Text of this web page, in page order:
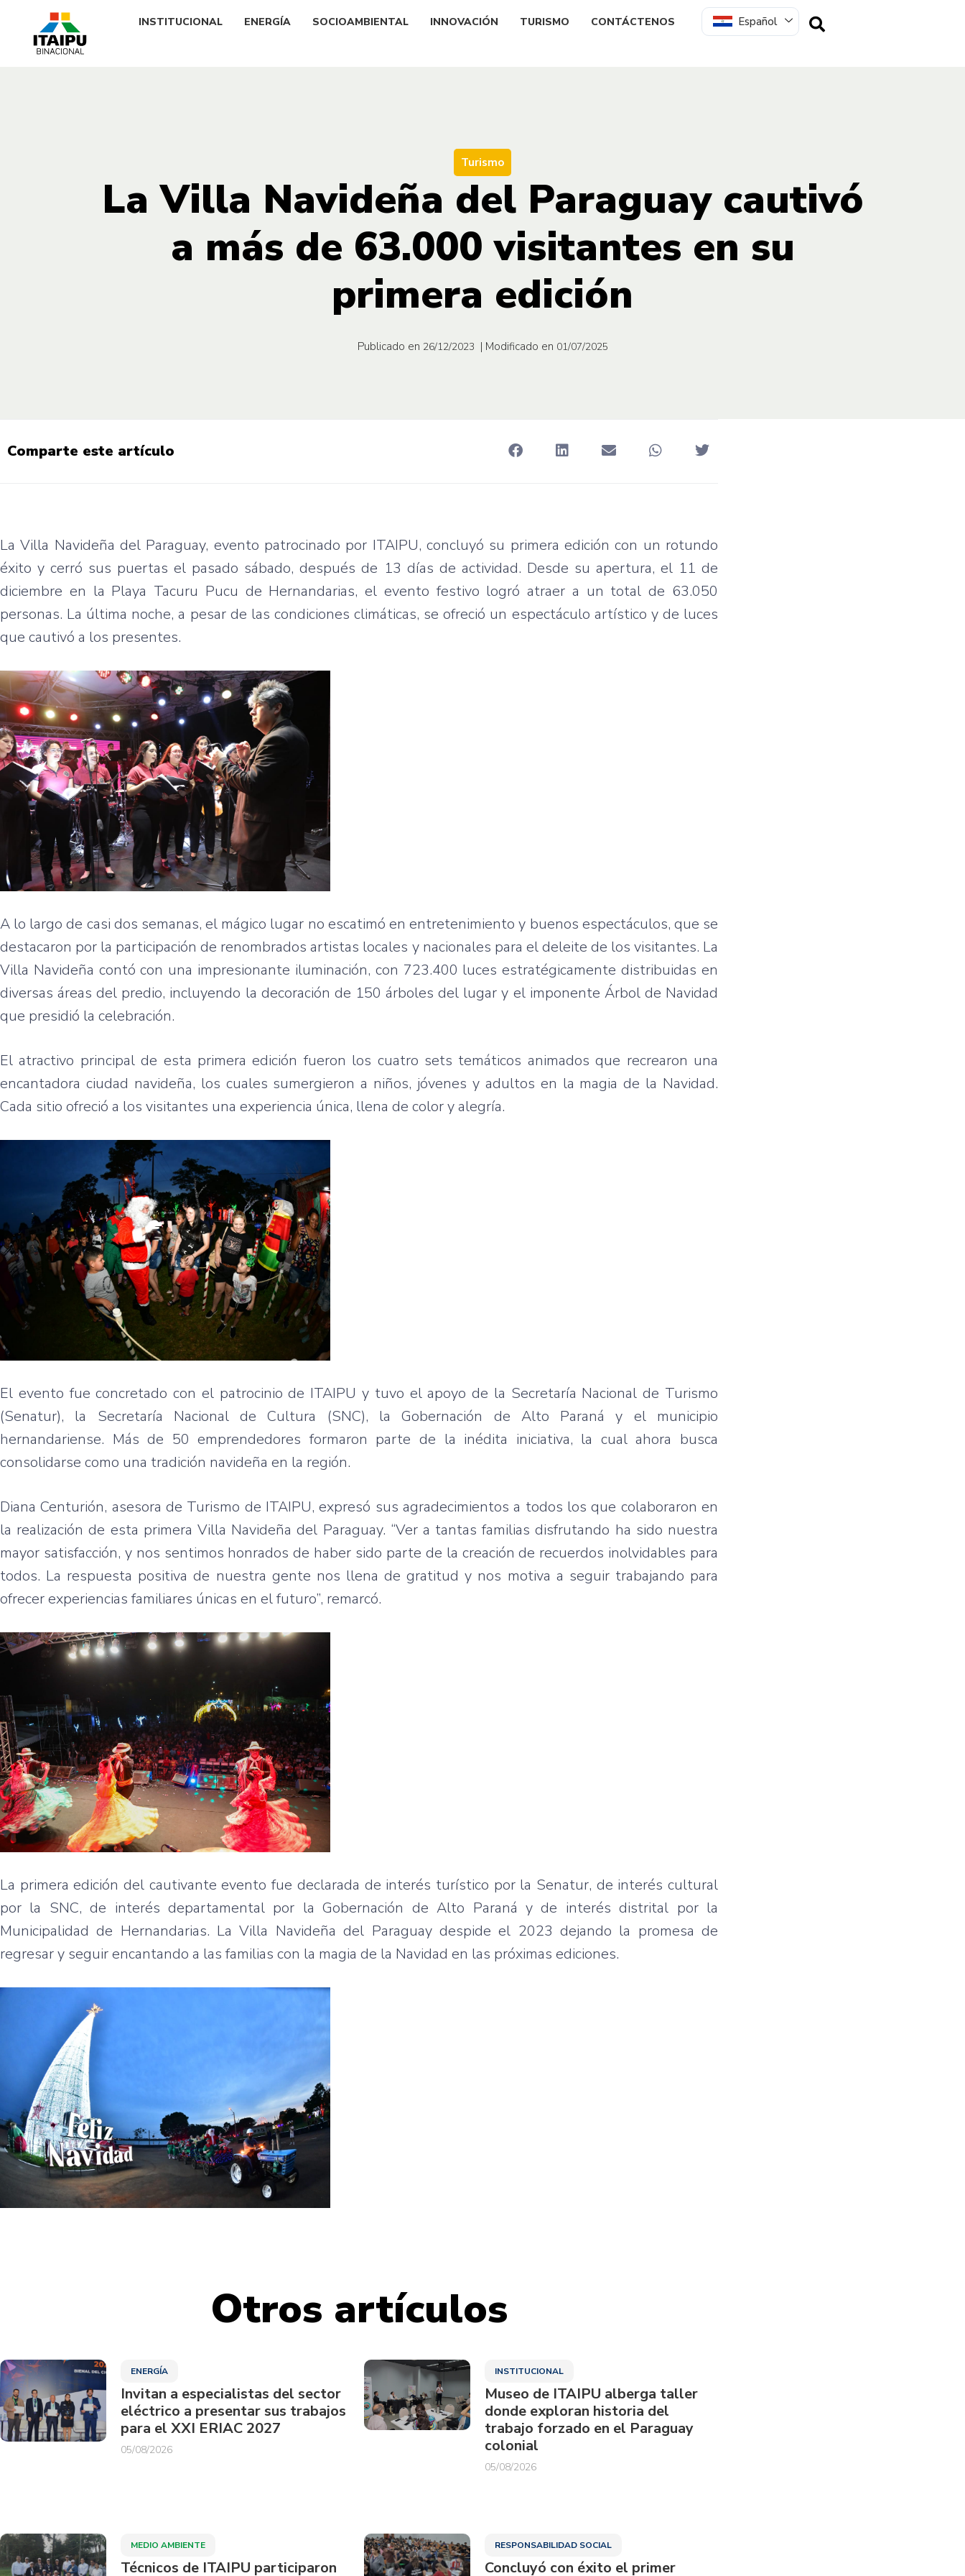
INSTITUCIONAL ENERGÍA SOCIOAMBIENTAL INNOVACIÓN TURISMO CONTÁCTENOS Español
Turismo
La Villa Navideña del Paraguay cautivó
a más de 63.000 visitantes en su
primera edición
Publicado en 26/12/2023 | Modificado en 01/07/2025
Comparte este artículo
La Villa Navideña del Paraguay, evento patrocinado por ITAIPU, concluyó su primera edición con un rotundo
éxito y cerró sus puertas el pasado sábado, después de 13 días de actividad. Desde su apertura, el 11 de
diciembre en la Playa Tacuru Pucu de Hernandarias, el evento festivo logró atraer a un total de 63.050
personas. La última noche, a pesar de las condiciones climáticas, se ofreció un espectáculo artístico y de luces
que cautivó a los presentes.
A lo largo de casi dos semanas, el mágico lugar no escatimó en entretenimiento y buenos espectáculos, que se
destacaron por la participación de renombrados artistas locales y nacionales para el deleite de los visitantes. La
Villa Navideña contó con una impresionante iluminación, con 723.400 luces estratégicamente distribuidas en
diversas áreas del predio, incluyendo la decoración de 150 árboles del lugar y el imponente Árbol de Navidad
que presidió la celebración.
El atractivo principal de esta primera edición fueron los cuatro sets temáticos animados que recrearon una
encantadora ciudad navideña, los cuales sumergieron a niños, jóvenes y adultos en la magia de la Navidad.
Cada sitio ofreció a los visitantes una experiencia única, llena de color y alegría.
El evento fue concretado con el patrocinio de ITAIPU y tuvo el apoyo de la Secretaría Nacional de Turismo
(Senatur), la Secretaría Nacional de Cultura (SNC), la Gobernación de Alto Paraná y el municipio
hernandariense. Más de 50 emprendedores formaron parte de la inédita iniciativa, la cual ahora busca
consolidarse como una tradición navideña en la región.
Diana Centurión, asesora de Turismo de ITAIPU, expresó sus agradecimientos a todos los que colaboraron en
la realización de esta primera Villa Navideña del Paraguay. “Ver a tantas familias disfrutando ha sido nuestra
mayor satisfacción, y nos sentimos honrados de haber sido parte de la creación de recuerdos inolvidables para
todos. La respuesta positiva de nuestra gente nos llena de gratitud y nos motiva a seguir trabajando para
ofrecer experiencias familiares únicas en el futuro”, remarcó.
La primera edición del cautivante evento fue declarada de interés turístico por la Senatur, de interés cultural
por la SNC, de interés departamental por la Gobernación de Alto Paraná y de interés distrital por la
Municipalidad de Hernandarias. La Villa Navideña del Paraguay despide el 2023 dejando la promesa de
regresar y seguir encantando a las familias con la magia de la Navidad en las próximas ediciones.
Otros artículos
ENERGÍA
Invitan a especialistas del sector
eléctrico a presentar sus trabajos
para el XXI ERIAC 2027
05/08/2026
INSTITUCIONAL
Museo de ITAIPU alberga taller
donde exploran historia del
trabajo forzado en el Paraguay
colonial
05/08/2026
MEDIO AMBIENTE
Técnicos de ITAIPU participaron
RESPONSABILIDAD SOCIAL
Concluyó con éxito el primer